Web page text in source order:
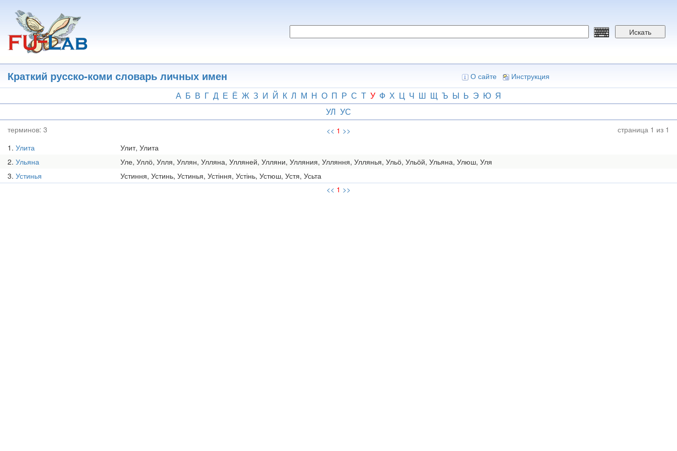
основному
содержанию
Искать
Краткий русско-коми словарь личных имен О сайте Инструкция
А Б В Г Д Е Ё Ж З И Й К Л М Н О П Р С Т У Ф Х Ц Ч Ш Щ Ъ Ы Ь Э Ю Я
УЛ УС
терминов: 3 << 1 >>
страница 1 из 1
1 Улита
Улит, Улита
2 Ульяна
Уле, Уллӧ, Улля, Уллян, Улляна, Улляней, Улляни, Улляния, Улляння, Уллянья, Ульӧ, Ульӧй, Ульяна, Улюш, Уля
3 Устинья
Устиння, Устинь, Устинья, Устіння, Устінь, Устюш, Устя, Усьта
<< 1 >>